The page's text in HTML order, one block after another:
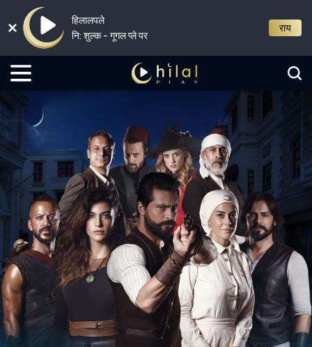
हिलालपले
नि: शुल्क - गूगल प्ले पर
राय